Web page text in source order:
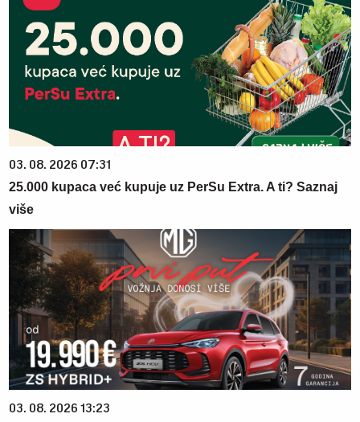
03. 08. 2026 07:31
25.000 kupaca već kupuje uz PerSu Extra. A ti? Saznaj
više
03. 08. 2026 13:23